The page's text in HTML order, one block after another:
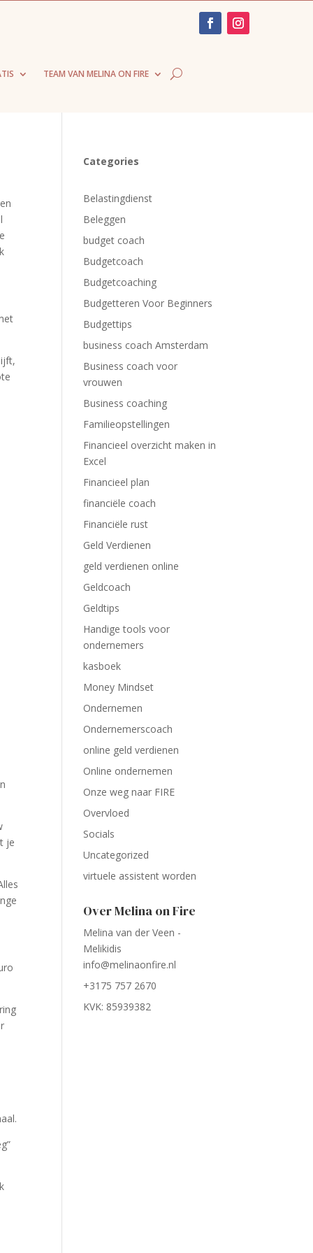
TEAM VAN MELINA ON FIRE
je
Categories
Belastingdienst
Beleggen
budget coach
Budgetcoach
Budgetcoaching
Budgetteren Voor Beginners
Budgettips
business coach Amsterdam
Business coach voor
vrouwen
Business coaching
Familieopstellingen
Financieel overzicht maken in
Excel
Financieel plan
financiële coach
Financiële rust
Geld Verdienen
geld verdienen online
Geldcoach
Geldtips
Handige tools voor
ondernemers
kasboek
Money Mindset
Ondernemen
Ondernemerscoach
online geld verdienen
Online ondernemen
Onze weg naar FIRE
Overvloed
Socials
Uncategorized
virtuele assistent worden
Over Melina on Fire
Melina van der Veen -
Melikidis
info@melinaonfire.nl
+3175 757 2670
KVK: 85939382